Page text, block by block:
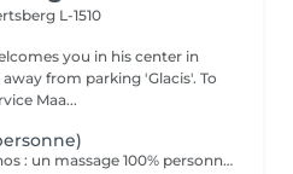
L-1510
you in his center in
from parking 'Glacis'. To
Maa...
Le Massage Sur Mesure Maanos : un massage 100% personnalisé en fonction de vos besoins et de vos envies !